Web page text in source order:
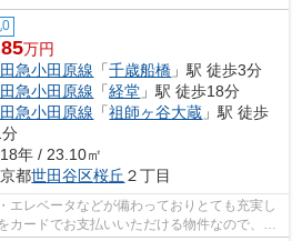
0
万円
急小田原線 「千歳船橋 」駅 徒歩3分
急小田原線 「経堂 」駅 徒歩18分
急小田原線 「祖師ヶ谷大蔵 」駅 徒歩
年 / 23.10㎡
都世田谷区桜丘 ２丁目
エレベータなどが備わっておりとても充実し
カードでお支払いいただける物件なので、支